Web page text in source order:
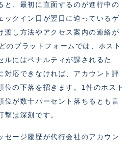
と、最初に直面するのが進行中の
ックイン日が翌日に迫っているゲ
渡し方法やアクセス案内の連絡が
のプラットフォームでは、ホスト
ルにはペナルティが課されるた
対応できなければ、アカウント評
位の下落を招きます。1件のホスト
位が数十パーセント落ちるとも言
は深刻です。
セージ履歴が代行会社のアカウン